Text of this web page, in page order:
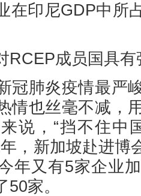
在印尼GDP中所
成员国具有
肺炎疫情最严
情也丝毫不减，
说，“挡不住中
，新加坡赴进博
年又有5家企业
家。